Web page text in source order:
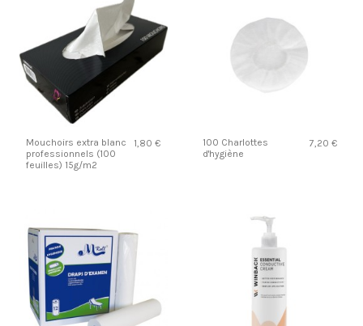
Mouchoirs extra blanc
professionnels (100
feuilles) 15g/m2
1,80 €
100 Charlottes
d'hygiène
7,20 €